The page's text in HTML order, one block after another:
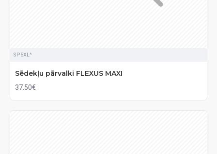
SP5XL^
Sēdekļu pārvalki FLEXUS MAXI
37.50€